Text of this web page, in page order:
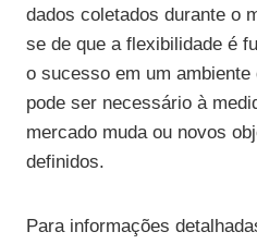
dados coletados durante o
se de que a flexibilidade é
o sucesso em um
pode ser necessário à
mercado muda ou novos
definidos.
Para informações